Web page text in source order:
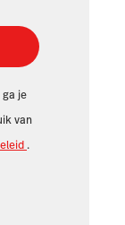
je
van
.